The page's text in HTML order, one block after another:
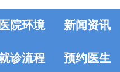
医院环境 新闻资讯
诊流程 预约医生